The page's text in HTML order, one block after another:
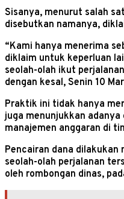
Sisanya, menurut salah
disebutkan namanya,
“Kami hanya menerima
diklaim untuk keperluan
seolah-olah ikut
dengan kesal, Senin 10
Praktik ini tidak hanya
juga menunjukkan adanya
manajemen anggaran di
Pencairan dana dilakukan
seolah-olah perjalanan
oleh rombongan dinas,